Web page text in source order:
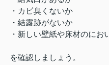
・カビ臭くないか
・結露跡がないか
・新しい壁紙や床材のにお
を確認しましょう。